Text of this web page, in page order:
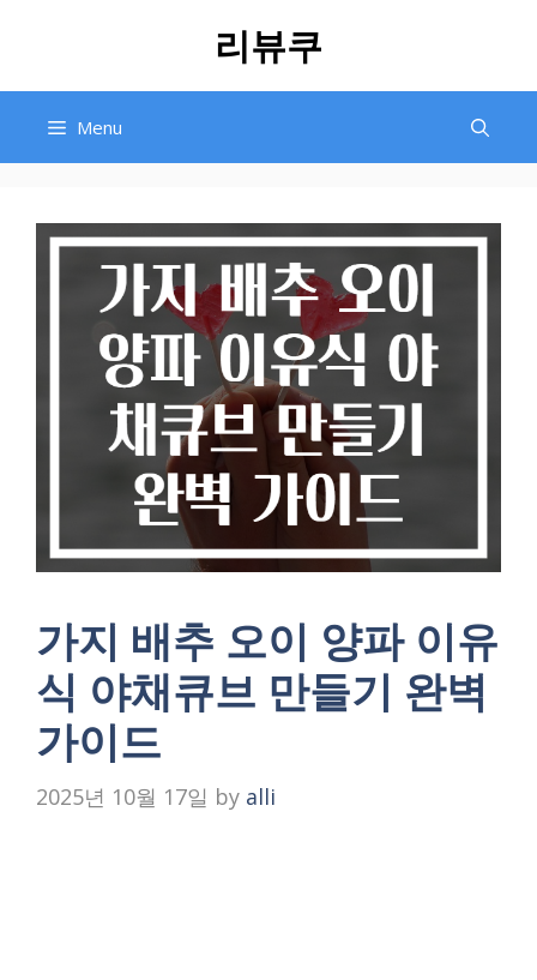
리뷰쿠
Menu
가지 배추 오이 양파 이유
식 야채큐브 만들기 완벽
가이드
2025년 10월 17일 by alli